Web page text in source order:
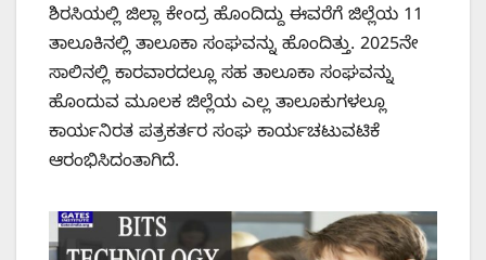
ಶಿರಸಿಯಲ್ಲಿ ಜಿಲ್ಲಾ ಕೇಂದ್ರ ಹೊಂದಿದ್ದು ಈವರೆಗೆ ಜಿಲ್ಲೆಯ 11
ತಾಲೂಕಿನಲ್ಲಿ ತಾಲೂಕಾ ಸಂಘವನ್ನು ಹೊಂದಿತ್ತು. 2025ನೇ
ಸಾಲಿನಲ್ಲಿ ಕಾರವಾರದಲ್ಲೂ ಸಹ ತಾಲೂಕಾ ಸಂಘವನ್ನು
ಹೊಂದುವ ಮೂಲಕ ಜಿಲ್ಲೆಯ ಎಲ್ಲ ತಾಲೂಕುಗಳಲ್ಲೂ
ಕಾರ್ಯನಿರತ ಪತ್ರಕರ್ತರ ಸಂಘ ಕಾರ್ಯಚಟುವಟಿಕೆ
ಆರಂಭಿಸಿದಂತಾಗಿದೆ.